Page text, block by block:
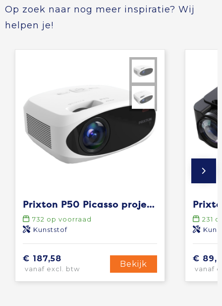
Op zoek naar nog meer inspiratie? Wij
helpen je!
Prixton P50 Picasso projector
732 op voorraad
Kunststof
€ 187,58
vanaf excl. btw
Bekijk
231
€
vanaf